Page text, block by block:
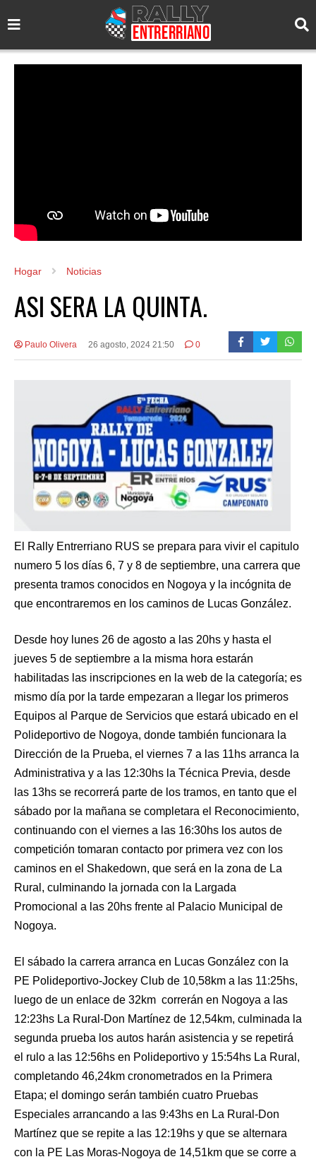
Hogar Noticias
ASI SERA LA QUINTA.
Paulo Olivera 26 agosto, 2024 21:50 0
El Rally Entrerriano RUS se prepara para vivir el capitulo
numero 5 los días 6, 7 y 8 de septiembre, una carrera que
presenta tramos conocidos en Nogoya y la incógnita de
que encontraremos en los caminos de Lucas González.
Desde hoy lunes 26 de agosto a las 20hs y hasta el
jueves 5 de septiembre a la misma hora estarán
habilitadas las inscripciones en la web de la categoría; es
mismo día por la tarde empezaran a llegar los primeros
Equipos al Parque de Servicios que estará ubicado en el
Polideportivo de Nogoya, donde también funcionara la
Dirección de la Prueba, el viernes 7 a las 11hs arranca la
Administrativa y a las 12:30hs la Técnica Previa, desde
las 13hs se recorrerá parte de los tramos, en tanto que el
sábado por la mañana se completara el Reconocimiento,
continuando con el viernes a las 16:30hs los autos de
competición tomaran contacto por primera vez con los
caminos en el Shakedown, que será en la zona de La
Rural, culminando la jornada con la Largada
Promocional a las 20hs frente al Palacio Municipal de
Nogoya.
El sábado la carrera arranca en Lucas González con la
PE Polideportivo-Jockey Club de 10,58km a las 11:25hs,
luego de un enlace de 32km correrán en Nogoya a las
12:23hs La Rural-Don Martínez de 12,54km, culminada la
segunda prueba los autos harán asistencia y se repetirá
el rulo a las 12:56hs en Polideportivo y 15:54hs La Rural,
completando 46,24km cronometrados en la Primera
Etapa; el domingo serán también cuatro Pruebas
Especiales arrancando a las 9:43hs en La Rural-Don
Martínez que se repite a las 12:19hs y que se alternara
con la PE Las Moras-Nogoya de 14,51km que se corre a